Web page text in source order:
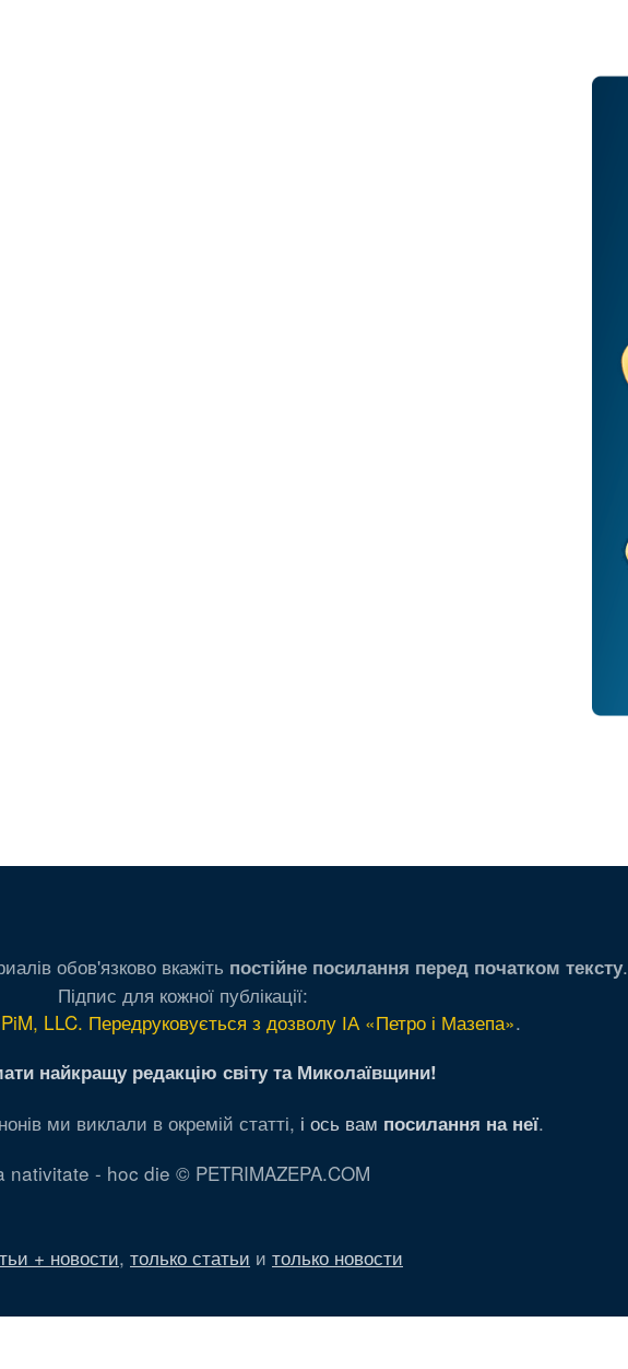
обов'язково вкажіть постійне посилання перед початком тексту.
Підпис для кожної публікації:
LLC. Передруковується з дозволу ІА «Петро і Мазепа».
найкращу редакцію світу та Миколаївщини!
ми виклали в окремій статті, і ось вам посилання на неї.
nativitate - hoc die © PETRIMAZEPA.COM
+ новости, только статьи и только новости